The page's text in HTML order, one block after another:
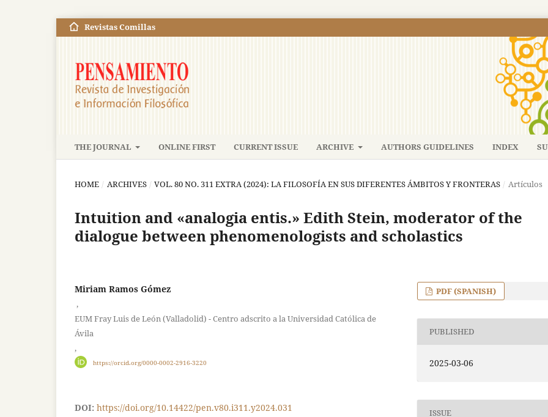
THE JOURNAL ONLINE FIRST CURRENT ISSUE ARCHIVE AUTHORS GUIDELINES INDEX
Revistas Comillas
HOME / ARCHIVES / VOL. 80 NO. 311 EXTRA (2024): LA FILOSOFÍA EN SUS DIFERENTES ÁMBITOS Y FRONTERAS / Artículos
Intuition and «analogia entis.» Edith Stein, moderator of the
dialogue between phenomenologists and scholastics
Miriam Ramos Gómez
,
EUM Fray Luis de León (Valladolid) - Centro adscrito a la Universidad Católica de
Ávila
,
https://orcid.org/0000-0002-2916-3220
DOI: https://doi.org/10.14422/pen.v80.i311.y2024.031
PDF (SPANISH)
PUBLISHED
2025-03-06
ISSUE